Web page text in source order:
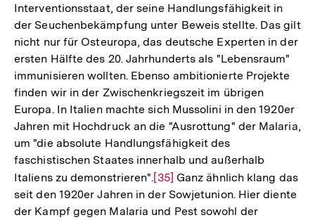
Interventionsstaat, der seine Handlungsfähigkeit in
der Seuchenbekämpfung unter Beweis stellte. Das gilt
nicht nur für Osteuropa, das deutsche Experten in der
ersten Hälfte des 20. Jahrhunderts als "Lebensraum"
immunisieren wollten. Ebenso ambitionierte Projekte
finden wir in der Zwischenkriegszeit im übrigen
Europa. In Italien machte sich Mussolini in den 1920er
Jahren mit Hochdruck an die "Ausrottung" der Malaria,
um "die absolute Handlungsfähigkeit des
faschistischen Staates innerhalb und außerhalb
Italiens zu demonstrieren".Zur
Auflösung
der
[35] Ganz ähnlich klang das
seit den 1920er Jahren in der Sowjetunion. Hier diente
der Kampf gegen Malaria und Pest sowohl der